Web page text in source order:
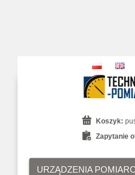
URZĄDZENIA
Koszyk:
Zapytanie